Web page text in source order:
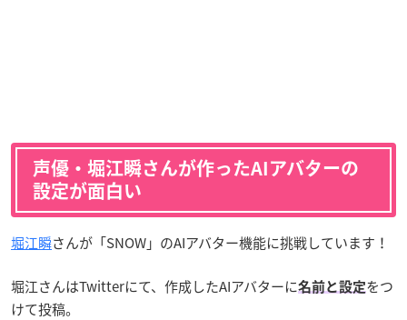
声優・堀江瞬さんが作ったAIアバターの
設定が面白い
堀江瞬さんが「SNOW」のAIアバター機能に挑戦しています！
堀江さんはTwitterにて、作成したAIアバターに名前と設定をつ
けて投稿。